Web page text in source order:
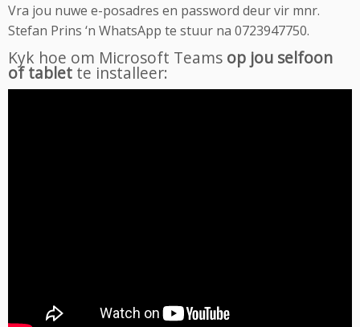
Vra jou nuwe e-posadres en password deur vir mnr.
Stefan Prins ‘n WhatsApp te stuur na 0723947750.
Kyk hoe om Microsoft Teams op jou selfoon
of tablet te installeer: